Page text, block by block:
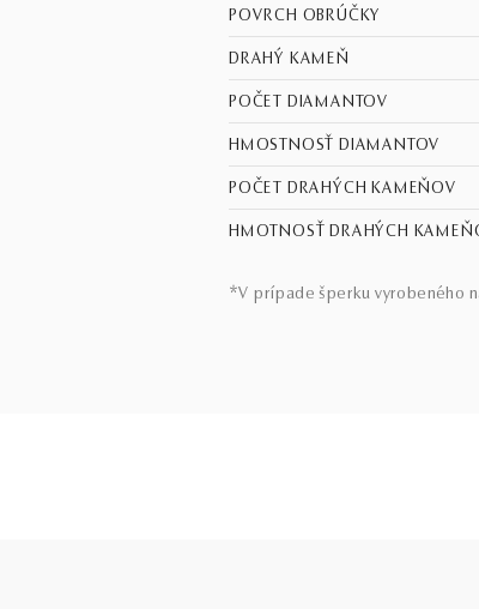
POVRCH OBRÚČKY
DRAHÝ KAMEŇ
POČET DIAMANTOV
HMOSTNOSŤ DIAMANTOV
POČET DRAHÝCH KAMEŇOV
HMOTNOSŤ DRAHÝCH
*V prípade šperku vyrobeného